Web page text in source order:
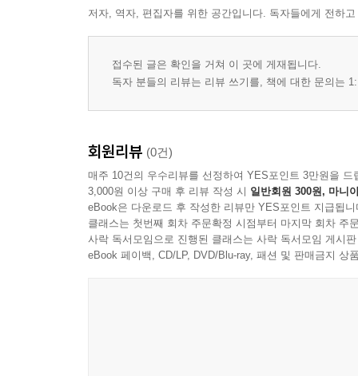
저자, 역자, 편집자를 위한 공간입니다. 독자들에게 전하
접수된 글은 확인을 거쳐 이 곳에 게재됩니다.
독자 분들의 리뷰는 리뷰 쓰기를, 책에 대한 문의는
회원리뷰 (0건)
매주 10건의 우수리뷰를 선정하여 YES포인트 3만원을 드
3,000원 이상 구매 후 리뷰 작성 시 일반회원 300원, 마니
eBook은 다운로드 후 작성한 리뷰만 YES포인트 지급됩니
클래스는 첫번째 회차 주문확정 시점부터 마지막 회차 주
사락 독서모임으로 진행된 클래스는 사락 독서모임 게시
eBook 페이백, CD/LP, DVD/Blu-ray, 패션 및 판매금지 상